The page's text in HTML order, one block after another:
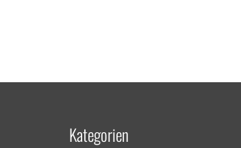
Kategorien